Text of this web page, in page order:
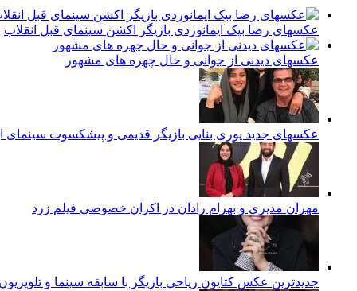
عکسهای رضا بیک ایمانوردی بازیگر اکشن سینمای قبل انقلاب
عکسهای دیدنی از جوانی و حال چهره های مشهور
عکسهای جدید پوری بنایی بازیگر قدیمی و پیشکسوت سینمای
مهران مدیری و بهرام رادان در اكران خصوصي فيلم زرد
جدیدترین عکس کتایون ریاحی بازیگر با سابقه سینما و تلویزیون